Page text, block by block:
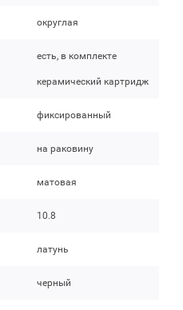
округлая
есть, в комплекте
керамический картридж
фиксированный
на раковину
матовая
10.8
латунь
черный